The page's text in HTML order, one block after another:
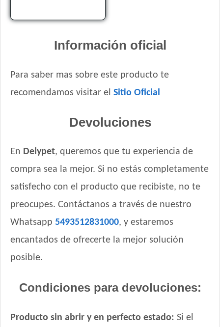
Información oficial
Para saber mas sobre este producto te
recomendamos visitar el Sitio Oficial
Devoluciones
En Delypet, queremos que tu experiencia de
compra sea la mejor. Si no estás completamente
satisfecho con el producto que recibiste, no te
preocupes. Contáctanos a través de nuestro
Whatsapp 5493512831000, y estaremos
encantados de ofrecerte la mejor solución
posible.
Condiciones para devoluciones:
Producto sin abrir y en perfecto estado: Si el